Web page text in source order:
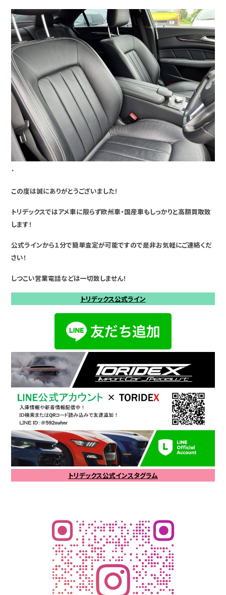
・
この度は誠にありがとうございました！
トリデックスではアメ車に限らず欧州車・国産車もしっかりと高額買取致
します！
公式ラインから１分で簡単査定が可能ですので是非お気軽にご連絡くだ
さい！
しつこい営業電話などは一切致しません！
トリデックス公式ライン
トリデックス公式インスタグラム